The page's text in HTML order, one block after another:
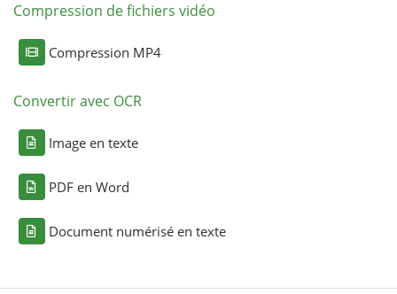
Compression de fichiers vidéo
Compression MP4
Convertir avec OCR
Image en texte
PDF en Word
Document numérisé en texte